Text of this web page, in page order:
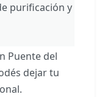
purificación y
Puente del
dejar tu